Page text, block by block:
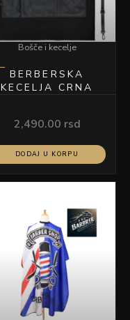
Bošče i kecelje
BERBERSKA
KECELJA CRNA
2,490.00 rsd
DODAJ U KORPU